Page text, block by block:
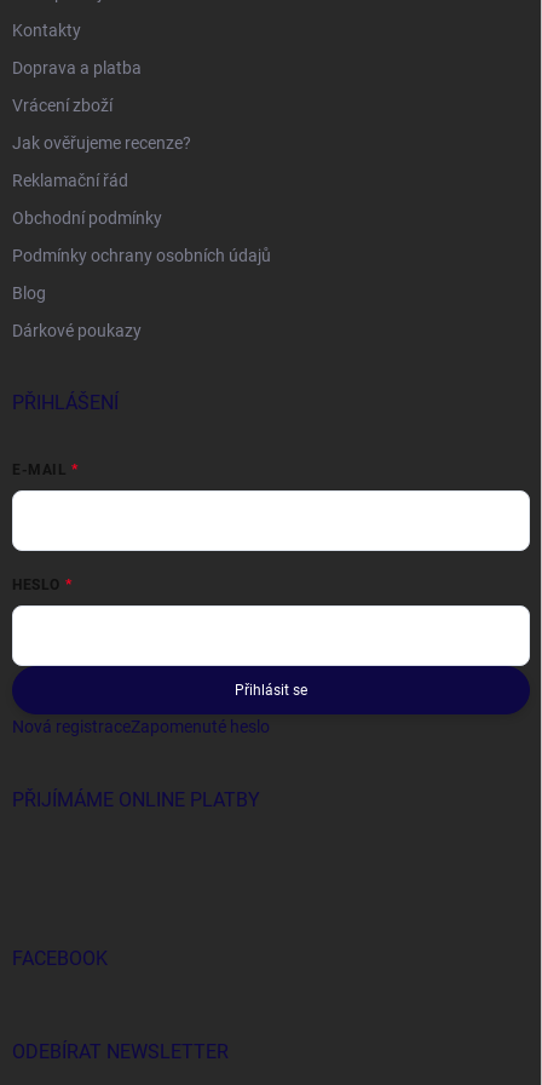
Kontakty
Doprava a platba
Vrácení zboží
Jak ověřujeme recenze?
Reklamační řád
Obchodní podmínky
Podmínky ochrany osobních údajů
Blog
Dárkové poukazy
PŘIHLÁŠENÍ
E-MAIL
HESLO
Přihlásit se
Nová registraceZapomenuté heslo
PŘIJÍMÁME ONLINE PLATBY
FACEBOOK
ODEBÍRAT NEWSLETTER